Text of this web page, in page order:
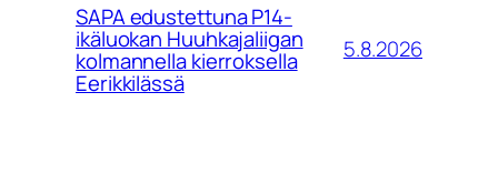
SAPA edustettuna P14-
ikäluokan Huuhkajaliigan
kolmannella kierroksella
Eerikkilässä
5.8.2026